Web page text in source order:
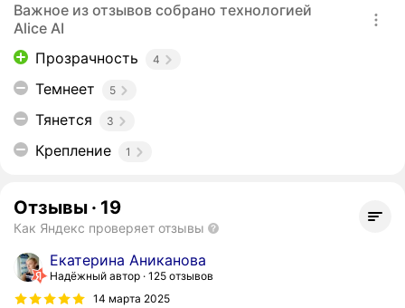
Важное из отзывов собрано технологией
Alice AI
Прозрачность
4
Темнеет 5
Тянется 3
Крепление 1
Отзывы · 19
Как Яндекс проверяет отзывы
Екатерина Аниканова
Надёжный автор 125 отзывов
14 марта 2025